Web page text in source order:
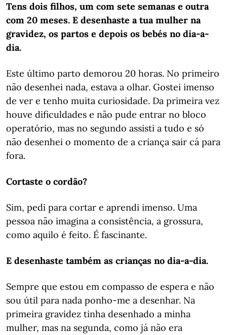
Tens dois filhos, um com sete semanas e outra
com 20 meses. E desenhaste a tua mulher na
gravidez, os partos e depois os bebés no dia-a-
dia.
Este último parto demorou 20 horas. No primeiro
não desenhei nada, estava a olhar. Gostei imenso
de ver e tenho muita curiosidade. Da primeira vez
houve dificuldades e não pude entrar no bloco
operatório, mas no segundo assisti a tudo e só
não desenhei o momento de a criança sair cá para
fora.
Cortaste o cordão?
Sim, pedi para cortar e aprendi imenso. Uma
pessoa não imagina a consistência, a grossura,
como aquilo é feito. É fascinante.
E desenhaste também as crianças no dia-a-dia.
Sempre que estou em compasso de espera e não
sou útil para nada ponho-me a desenhar. Na
primeira gravidez tinha desenhado a minha
mulher, mas na segunda, como já não era